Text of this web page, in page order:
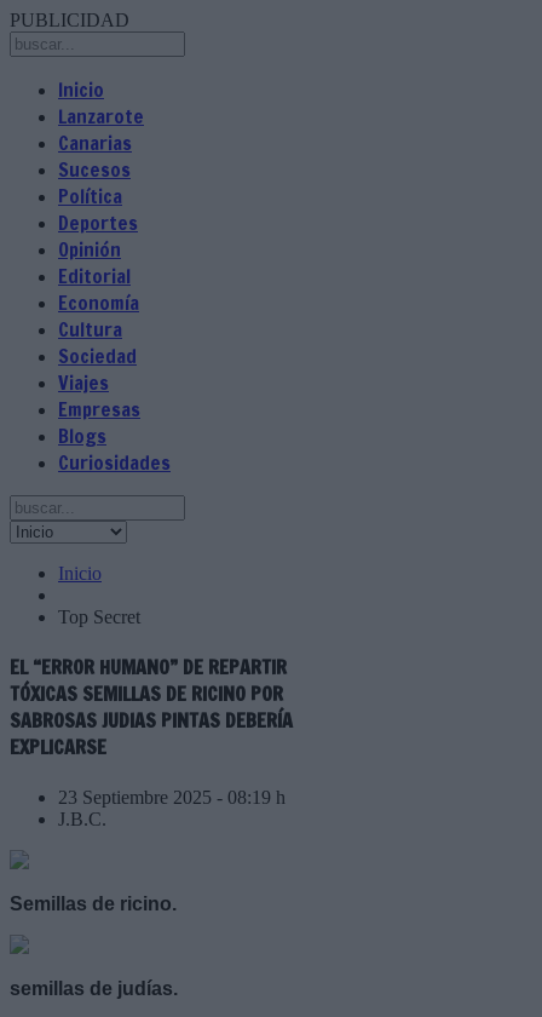
PUBLICIDAD
Inicio
Lanzarote
Canarias
Sucesos
Política
Deportes
Opinión
Editorial
Economía
Cultura
Sociedad
Viajes
Empresas
Blogs
Curiosidades
Inicio
Top Secret
EL “ERROR HUMANO” DE REPARTIR
TÓXICAS SEMILLAS DE RICINO POR
SABROSAS JUDIAS PINTAS DEBERÍA
EXPLICARSE
23 Septiembre 2025 - 08:19 h
J.B.C.
Semillas de ricino.
semillas de judías.